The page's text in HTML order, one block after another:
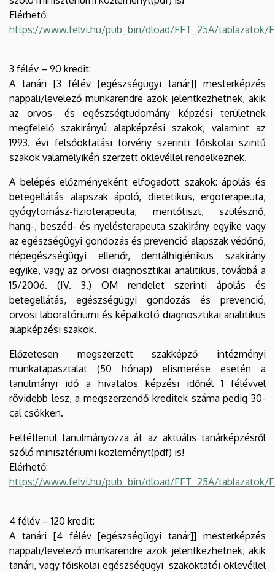
Elérhető:
https://www.felvi.hu/pub_bin/dload/FFT_25A/tablazatok/
3 félév – 90 kredit:
A tanári [3 félév [egészségügyi tanár]] mesterképzés
nappali/levelező munkarendre azok jelentkezhetnek, akik
az orvos- és egészségtudomány képzési területnek
megfelelő szakirányú alapképzési szakok, valamint az
1993. évi felsőoktatási törvény szerinti főiskolai szintű
szakok valamelyikén szerzett oklevéllel rendelkeznek.
A belépés előzményeként elfogadott szakok: ápolás és
betegellátás alapszak ápoló, dietetikus, ergoterapeuta,
gyógytornász-fizioterapeuta, mentőtiszt, szülésznő,
hang-, beszéd- és nyelésterapeuta szakirány egyike vagy
az egészségügyi gondozás és prevenció alapszak védőnő,
népegészségügyi ellenőr, dentálhigiénikus szakirány
egyike, vagy az orvosi diagnosztikai analitikus, továbbá a
15/2006. (IV. 3.) OM rendelet szerinti ápolás és
betegellátás, egészségügyi gondozás és prevenció,
orvosi laboratóriumi és képalkotó diagnosztikai analitikus
alapképzési szakok.
Előzetesen megszerzett szakképző intézményi
munkatapasztalat (50 hónap) elismerése esetén a
tanulmányi idő a hivatalos képzési időnél 1 félévvel
rövidebb lesz, a megszerzendő kreditek száma pedig 30-
cal csökken.
Feltétlenül tanulmányozza át az aktuális tanárképzésről
szóló minisztériumi közleményt(pdf) is!
Elérhető:
https://www.felvi.hu/pub_bin/dload/FFT_25A/tablazatok/
4 félév – 120 kredit:
A tanári [4 félév [egészségügyi tanár]] mesterképzés
nappali/levelező munkarendre azok jelentkezhetnek, akik
tanári, vagy főiskolai egészségügyi szakoktatói oklevéllel